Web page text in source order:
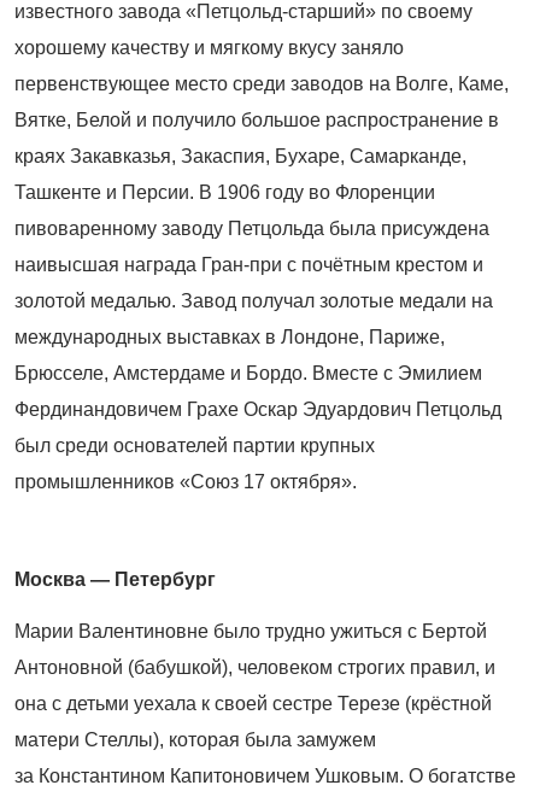
известного завода «Петцольд‑старший» по своему
хорошему качеству и мягкому вкусу заняло
первенствующее место среди заводов на Волге, Каме,
Вятке, Белой и получило большое распространение в
краях Закавказья, Закаспия, Бухаре, Самарканде,
Ташкенте и Персии. В 1906 году во Флоренции
пивоваренному заводу Петцольда была присуждена
наивысшая награда Гран-при с почётным крестом и
золотой медалью. Завод получал золотые медали на
международных выставках в Лондоне, Париже,
Брюсселе, Амстердаме и Бордо. Вместе с Эмилием
Фердинандовичем Грахе Оскар Эдуардович Петцольд
был среди основателей партии крупных
промышленников «Союз 17 октября».
Москва — Петербург
Марии Валентиновне было трудно ужиться с Бертой
Антоновной (бабушкой), человеком строгих правил, и
она с детьми уехала к своей сестре Терезе (крёстной
матери Стеллы), которая была замужем
за Константином Капитоновичем Ушковым. О богатстве